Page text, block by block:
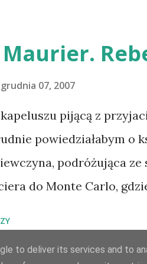
grudnia 07, 2007
pijącą z
powiedziałabym o
podróżująca
do Monte Carlo,
rokiem. Gdy
się dziewczyną, a w
to deliver its services and to